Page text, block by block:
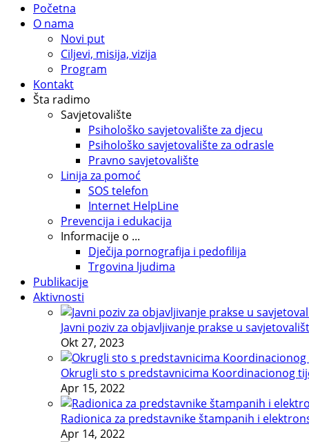
Početna
O nama
Novi put
Ciljevi, misija, vizija
Program
Kontakt
Šta radimo
Savjetovalište
Psihološko savjetovalište za djecu
Psihološko savjetovalište za odrasle
Pravno savjetovalište
Linija za pomoć
SOS telefon
Internet HelpLine
Prevencija i edukacija
Informacije o ...
Dječija pornografija i pedofilija
Trgovina ljudima
Publikacije
Aktivnosti
Javni poziv za objavljivanje prakse u
Okt 27, 2023
Okrugli sto s predstavnicima Koordinacionog
Apr 15, 2022
Radionica za predstavnike štampanih i
Apr 14, 2022